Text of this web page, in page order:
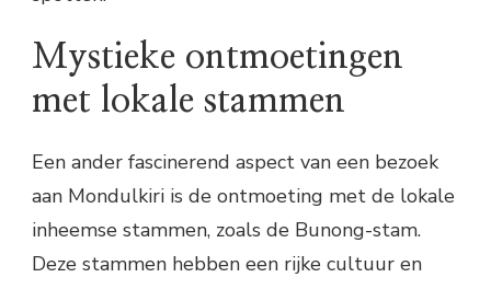
Mystieke ontmoetingen
met lokale stammen
Een ander fascinerend aspect van een bezoek
aan Mondulkiri is de ontmoeting met de lokale
inheemse stammen, zoals de Bunong-stam.
Deze stammen hebben een rijke cultuur en